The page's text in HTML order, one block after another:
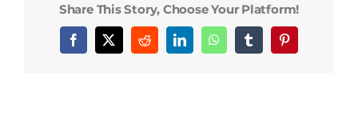
Share This Story, Choose Your Platform!
Facebook
X RedditLinkedInWhatsAppTumblrPinterest